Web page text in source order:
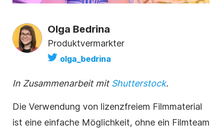
Olga Bedrina
Produktvermarkter
olga_bedrina
In Zusammenarbeit mit Shutterstock.
Die Verwendung von lizenzfreiem Filmmaterial
ist eine einfache Möglichkeit, ohne ein Filmteam